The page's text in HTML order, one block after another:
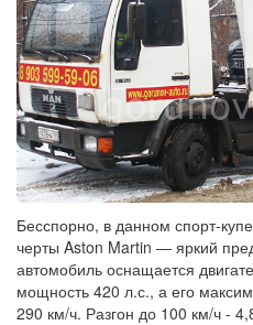
Бесспорно, в данном спорт-
черты Aston Martin — яркий
автомобиль оснащается
мощность 420 л.с., а его
290 км/ч. Разгон до 100 км/ч -